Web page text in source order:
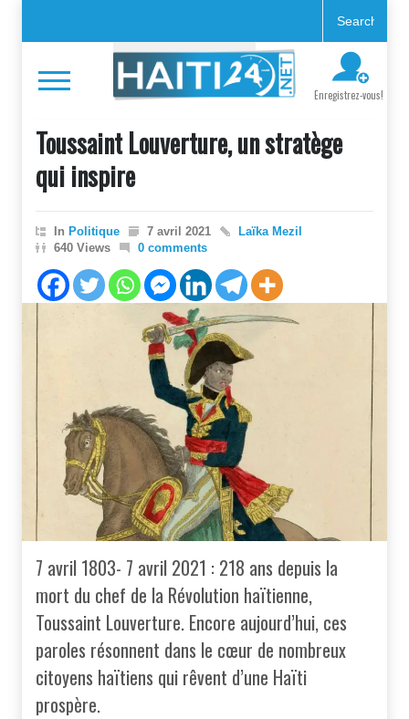
Enregistrez-vous!
Toussaint Louverture, un stratège
qui inspire
In Politique 7 avril 2021
Laïka Mezil
640 Views
0 comments
7 avril 1803- 7 avril 2021 : 218 ans depuis la
mort du chef de la Révolution haïtienne,
Toussaint Louverture. Encore aujourd’hui, ces
paroles résonnent dans le cœur de nombreux
citoyens haïtiens qui rêvent d’une Haïti
prospère.